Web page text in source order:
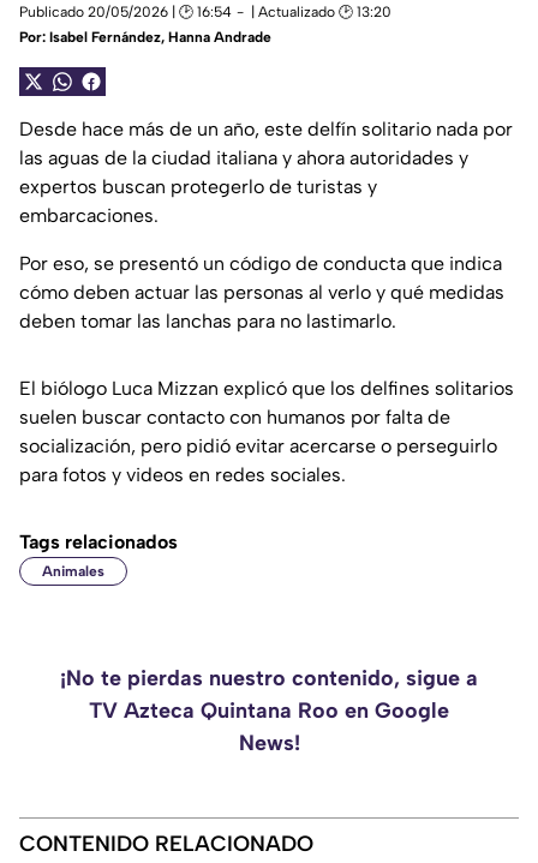
Publicado 20/05/2026 | 🕑 16:54
| Actualizado 🕑 13:20
Por: Isabel Fernández, Hanna Andrade
Desde hace más de un año, este delfín solitario nada por
las aguas de la ciudad italiana y ahora autoridades y
expertos buscan protegerlo de turistas y
embarcaciones.
Por eso, se presentó un código de conducta que indica
cómo deben actuar las personas al verlo y qué medidas
deben tomar las lanchas para no lastimarlo.
El biólogo Luca Mizzan explicó que los delfines solitarios
suelen buscar contacto con humanos por falta de
socialización, pero pidió evitar acercarse o perseguirlo
para fotos y videos en redes sociales.
Tags relacionados
Animales
¡No te pierdas nuestro contenido, sigue a
TV Azteca Quintana Roo en Google
News!
CONTENIDO RELACIONADO